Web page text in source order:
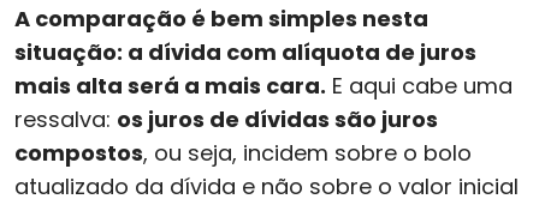
A comparação é bem simples nesta
situação: a dívida com alíquota de juros
mais alta será a mais cara. E aqui cabe uma
ressalva: os juros de dívidas são juros
compostos, ou seja, incidem sobre o bolo
atualizado da dívida e não sobre o valor inicial